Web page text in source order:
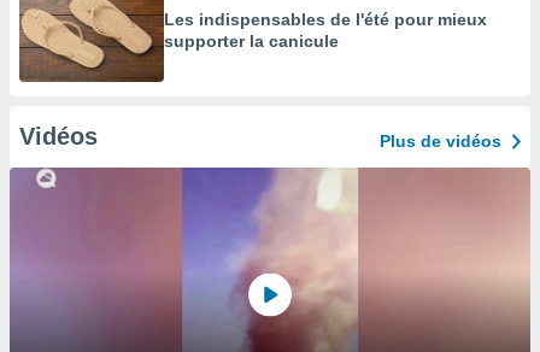
Les indispensables de l'été pour mieux
supporter la canicule
Vidéos Plus de vidéos